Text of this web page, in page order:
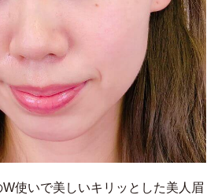
使いで美しいキリッとした美人眉